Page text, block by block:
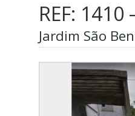
REF:
Jardim São